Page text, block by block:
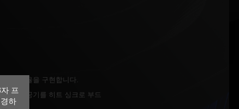
프
하
각 효율을 구현합니다.
이며 공기를 히트 싱크로 부드